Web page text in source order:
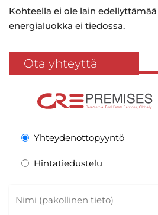
Kohteella ei ole lain
energialuokka ei tiedossa.
Ota yhteyttä
Yhteydenottopyyntö
Hintatiedustelu